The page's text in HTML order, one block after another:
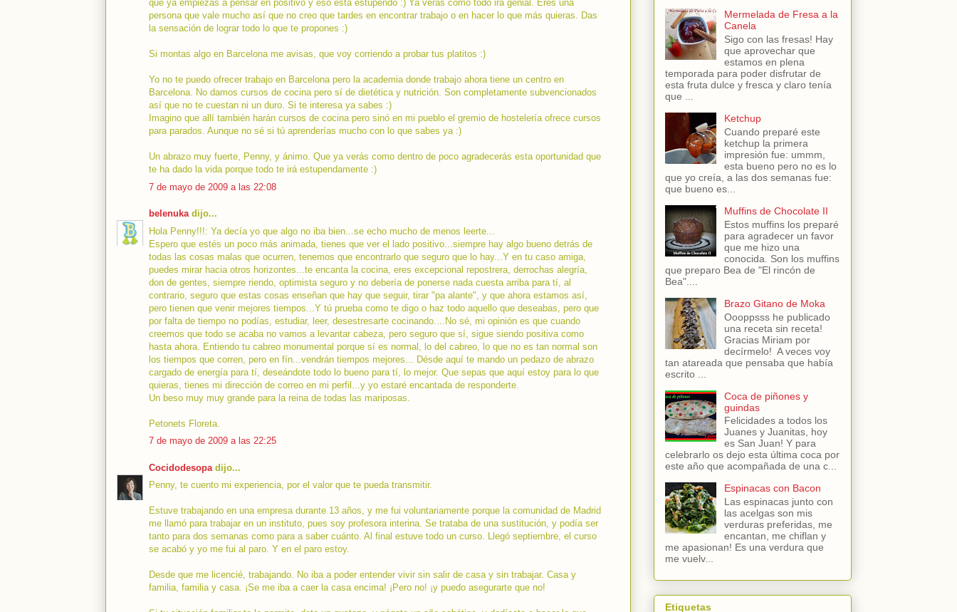
que ya empiezas a pensar en positivo y eso está estupendo :) Ya verás como todo irá genial. Eres una
persona que vale mucho así que no creo que tardes en encontrar trabajo o en hacer lo que más quieras. Das
la sensación de lograr todo lo que te propones :)
Si montas algo en Barcelona me avisas, que voy corriendo a probar tus platitos :)
Yo no te puedo ofrecer trabajo en Barcelona pero la academia donde trabajo ahora tiene un centro en
Barcelona. No damos cursos de cocina pero sí de dietética y nutrición. Son completamente subvencionados
así que no te cuestan ni un duro. Si te interesa ya sabes :)
Imagino que allí también harán cursos de cocina pero sinó en mi pueblo el gremio de hostelería ofrece cursos
para parados. Aunque no sé si tú aprenderías mucho con lo que sabes ya :)
Un abrazo muy fuerte, Penny, y ánimo. Que ya verás como dentro de poco agradecerás esta oportunidad que
te ha dado la vida porque todo te irá estupendamente :)
7 de mayo de 2009 a las 22:08
belenukadijo...
Hola Penny!!!: Ya decía yo que algo no iba bien...se echo mucho de menos leerte...
Espero que estés un poco más animada, tienes que ver el lado positivo...siempre hay algo bueno detrás de
todas las cosas malas que ocurren, tenemos que encontrarlo que seguro que lo hay...Y en tu caso amiga,
puedes mirar hacia otros horizontes...te encanta la cocina, eres excepcional repostrera, derrochas alegría,
don de gentes, siempre riendo, optimista seguro y no debería de ponerse nada cuesta arriba para tí, al
contrario, seguro que estas cosas enseñan que hay que seguir, tirar "pa alante", y que ahora estamos así,
pero tienen que venir mejores tiempos...Y tú prueba como te digo o haz todo aquello que deseabas, pero que
por falta de tiempo no podías, estudiar, leer, desestresarte cocinando....No sé, mi opinión es que cuando
creemos que todo se acaba no vamos a levantar cabeza, pero seguro que sí, sigue siendo positiva como
hasta ahora. Entiendo tu cabreo monumental porque sí es normal, lo del cabreo, lo que no es tan normal son
los tiempos que corren, pero en fín...vendrán tiempos mejores... Désde aquí te mando un pedazo de abrazo
cargado de energía para tí, deseándote todo lo bueno para tí, lo mejor. Que sepas que aquí estoy para lo que
quieras, tienes mi dirección de correo en mi perfil...y yo estaré encantada de responderte.
Un beso muy muy grande para la reina de todas las mariposas.
Petonets Floreta.
7 de mayo de 2009 a las 22:25
Cocidodesopa dijo...
Penny, te cuento mi experiencia, por el valor que te pueda transmitir.
Estuve trabajando en una empresa durante 13 años, y me fui voluntariamente porque la comunidad de Madrid
me llamó para trabajar en un instituto, pues soy profesora interina. Se trataba de una sustitución, y podía ser
tanto para dos semanas como para a saber cuánto. Al final estuve todo un curso. Llegó septiembre, el curso
se acabó y yo me fui al paro. Y en el paro estoy.
Desde que me licencié, trabajando. No iba a poder entender vivir sin salir de casa y sin trabajar. Casa y
familia, familia y casa. ¡Se me iba a caer la casa encima! ¡Pero no! ¡y puedo asegurarte que no!
Mermelada de Fresa a la
Canela
Sigo con las fresas! Hay
que aprovechar que
estamos en plena
temporada para poder disfrutar de
esta fruta dulce y fresca y claro tenía
que ...
Ketchup
Cuando preparé este
ketchup la primera
impresión fue: ummm,
esta bueno pero no es lo
que yo creía, a las dos semanas fue:
que bueno es...
Muffins de Chocolate II
Estos muffins los preparé
para agradecer un favor
que me hizo una
conocida. Son los muffins
que preparo Bea de "El rincón de
Bea"....
Brazo Gitano de Moka
Oooppsss he publicado
una receta sin receta!
Gracias Miriam por
decírmelo! A veces voy
tan atareada que pensaba que había
escrito ...
Coca de piñones y
guindas
Felicidades a todos los
Juanes y Juanitas, hoy
es San Juan! Y para
celebrarlo os dejo esta última coca por
este año que acompañada de una c...
Espinacas con Bacon
Las espinacas junto con
las acelgas son mis
verduras preferidas, me
encantan, me chiflan y
me apasionan! Es una verdura que
me vuelv...
Etiquetas